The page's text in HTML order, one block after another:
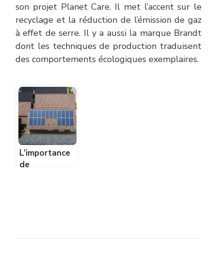
son projet Planet Care. Il met l’accent sur le
recyclage et la réduction de l’émission de gaz
à effet de serre. Il y a aussi la marque Brandt
dont les techniques de production traduisent
des comportements écologiques exemplaires.
L’importance
de